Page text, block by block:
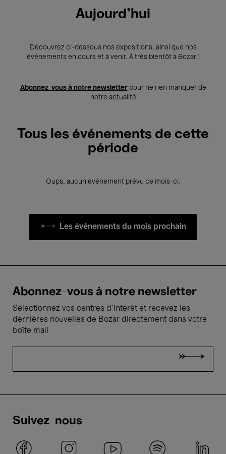
Aujourd'hui
Découvrez ci-dessous nos expositions, ainsi que nos
événements en cours et à venir. À très bientôt à Bozar !
Abonnez-vous à notre newsletterpour ne rien manquer de
notre actualité
Tous les événements de cette
période
Oups, aucun événement prévu ce mois-ci.
Les événements du mois prochain
Abonnez-vous à notre newsletter
Sélectionnez vos centres d'intérêt et recevez les
dernières nouvelles de Bozar directement dans votre
boîte mail
Suivez-nous